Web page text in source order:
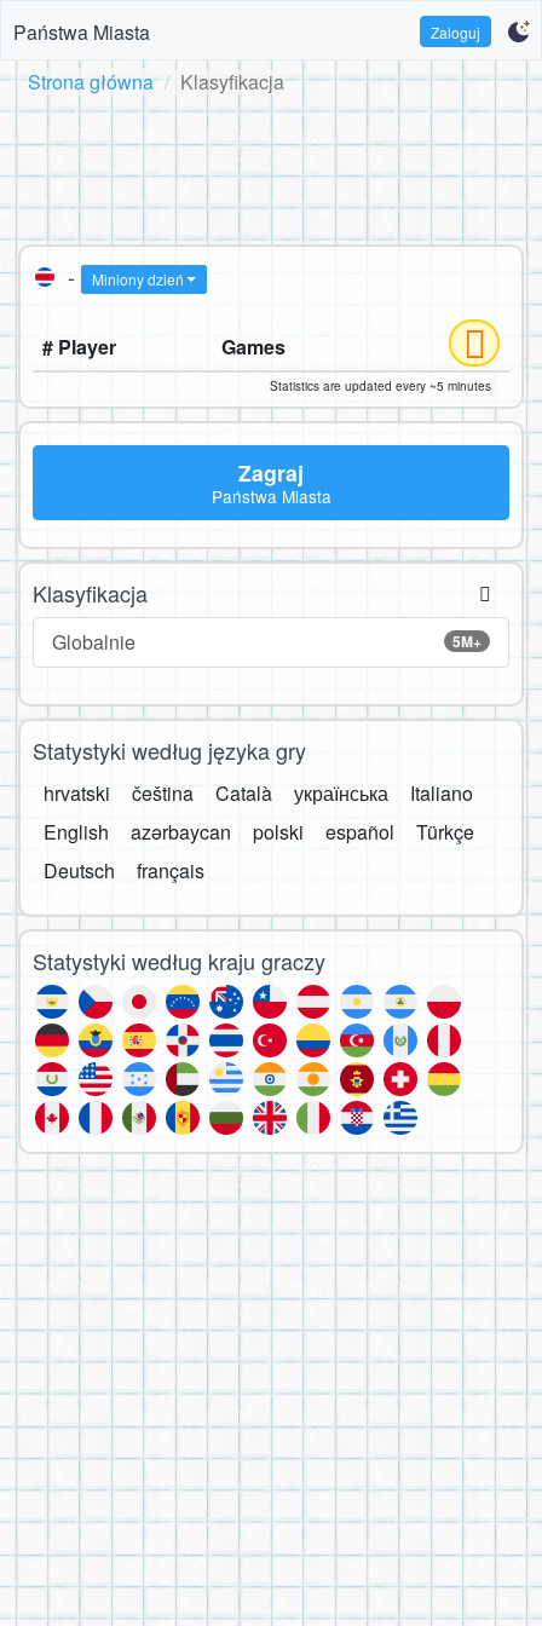
Państwa Miasta Zaloguj
Strona główna Klasyfikacja
- Miniony dzień
# Player Games
Statistics are updated every ~5 minutes
Zagraj
Państwa Miasta
Klasyfikacja
5M+
Globalnie
Statystyki według języka gry
hrvatski čeština Català українська
Italiano
English
azərbaycan polski español
Türkçe
Deutsch
français
Statystyki według kraju graczy